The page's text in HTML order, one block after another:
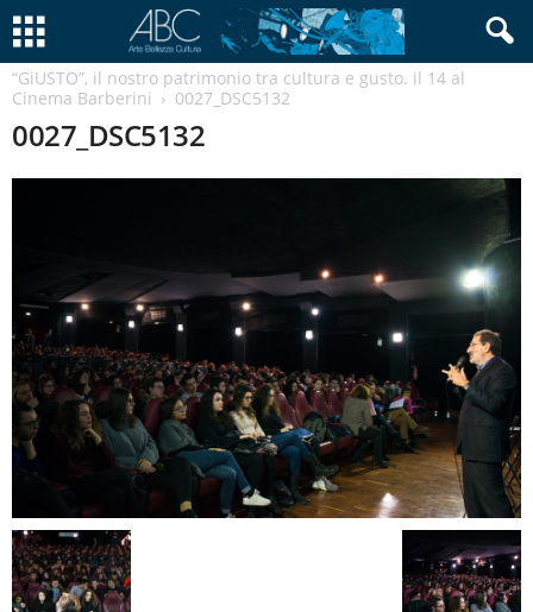
“GiUSTO”, il nostro patrimonio tra cultura e gusto. il 14 al
Cinema Barberini
0027_DSC5132
0027_DSC5132